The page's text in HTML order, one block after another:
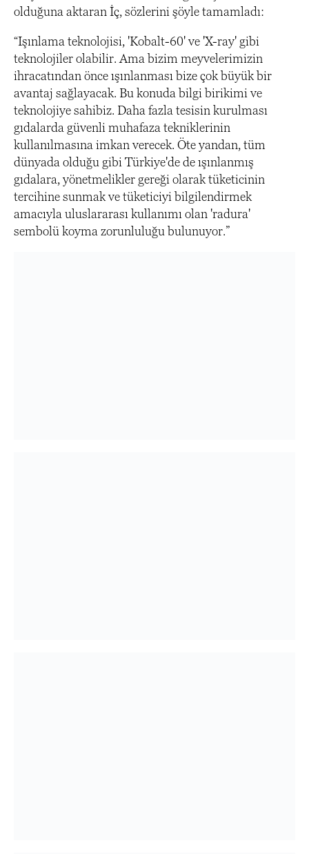
olduğuna aktaran İç, sözlerini şöyle tamamladı:
“Işınlama teknolojisi, 'Kobalt-60' ve 'X-ray' gibi
teknolojiler olabilir. Ama bizim meyvelerimizin
ihracatından önce ışınlanması bize çok büyük bir
avantaj sağlayacak. Bu konuda bilgi birikimi ve
teknolojiye sahibiz. Daha fazla tesisin kurulması
gıdalarda güvenli muhafaza tekniklerinin
kullanılmasına imkan verecek. Öte yandan, tüm
dünyada olduğu gibi Türkiye'de de ışınlanmış
gıdalara, yönetmelikler gereği olarak tüketicinin
tercihine sunmak ve tüketiciyi bilgilendirmek
amacıyla uluslararası kullanımı olan 'radura'
sembolü koyma zorunluluğu bulunuyor.”